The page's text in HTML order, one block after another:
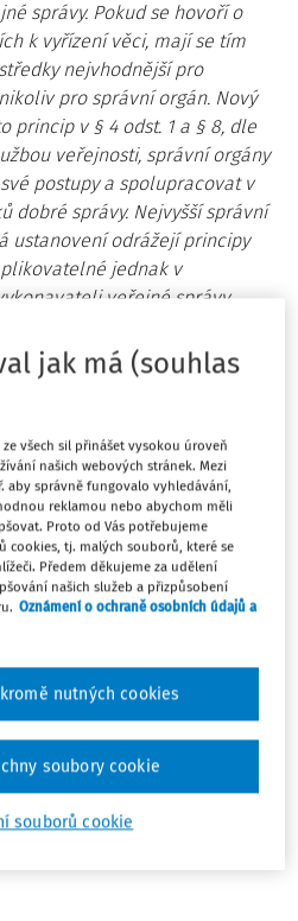
správy. Pokud se hovoří o
k vyřízení věci, mají se tím
nejvhodnější pro
pro správní orgán. Nový
princip v § 4 odst. 1 a § 8, dle
veřejnosti, správní orgány
postupy a spolupracovat v
dobré správy. Nejvyšší správní
ustanovení odrážejí principy
jednak v
veřejné správy,
vychází z povinnosti vyplývající
orgány inspekce práce jsou, z
2012 Sb.
183/2017 Sb.“
„Z pohledu
jako příklad skutečnost, kdy v
ke zjištění, že agentura
vyplývající zezákona o
jednání jí nejenom bude
práce, ale současně
povolení ke zprostředkování
generální ředitelství Úřadu
zda vůbec k takovému
jak vyplývá z Roční souhrnné
akcí provedených inspekcí
inspekce práce, k žádnému
jak má (souhlas
všech sil přinášet vysokou úroveň
našich webových stránek. Mezi
aby správně fungovalo vyhledávání,
reklamou nebo abychom měli
Proto od Vás potřebujeme
cookies, tj. malých souborů, které se
Předem děkujeme za udělení
našich služeb a přizpůsobení
Oznámení o ochraně osobních údajů a
souborů cookie
nutných cookies
soubory cookie